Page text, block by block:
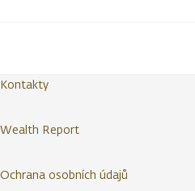
Kontakty
Wealth Report
Ochrana osobních údajů